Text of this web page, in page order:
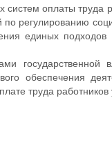
оплаты труда
регулированию
единых подходов
государственной
обеспечения
труда